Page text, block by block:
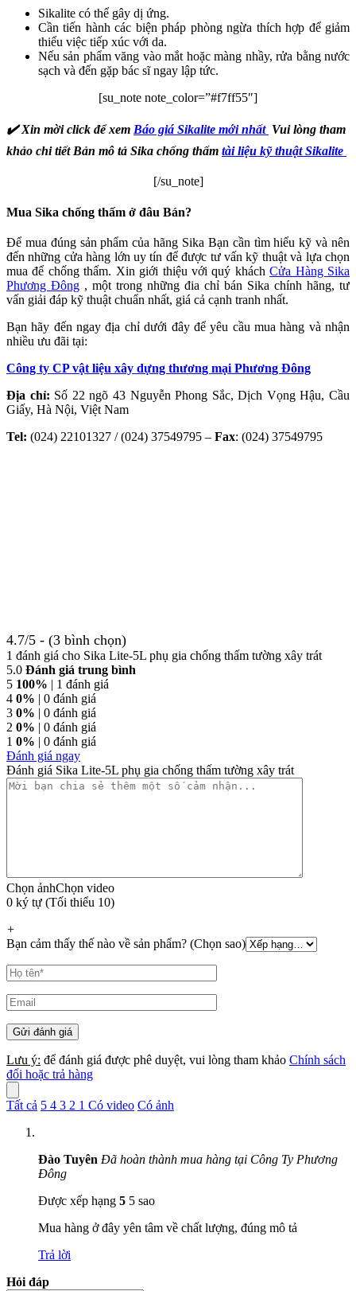
Sikalite có thể gây dị ứng.
Cần tiến hành các biện pháp phòng ngừa thích hợp để giảm
thiểu việc tiếp xúc với da.
Nếu sản phẩm văng vào mắt hoặc màng nhầy, rửa bằng nước
sạch và đến gặp bác sĩ ngay lập tức.
[su_note note_color=”#f7ff55″]
✔️ Xin mời click để xem Báo giá Sikalite mới nhất Vui lòng tham
khảo chi tiết Bản mô tả Sika chống thấm tài liệu kỹ thuậtSikalite
[/su_note]
Mua Sika chống thấm ở đâu Bán?
Để mua đúng sản phẩm của hãng Sika Bạn cần tìm hiểu kỹ và nên
đến những cửa hàng lớn uy tín để được tư vấn kỹ thuật và lựa chọn
mua để chống thấm. Xin giới thiệu với quý kháchCửa Hàng Sika
Phương Đông , một trong những đia chỉ bán Sika chính hãng, tư
vấn giải đáp kỹ thuật chuẩn nhất, giá cả cạnh tranh nhất.
Bạn hãy đến ngay địa chỉ dưới đây để yêu cầu mua hàng và nhận
nhiều ưu đãi tại:
Công ty CP vật liệu xây dựng thương mại Phương Đông
Địa chỉ: Số 22 ngõ 43 Nguyễn Phong Sắc, Dịch Vọng Hậu, Cầu
Giấy, Hà Nội, Việt Nam
Tel: (024) 22101327 / (024) 37549795 – Fax: (024) 37549795
4.7/5 - (3 bình chọn)
1 đánh giá cho Sika Lite-5L phụ gia chống thấm tường xây trát
5.0 Đánh giá trung bình
5 100% | 1 đánh giá
4 0% | 0 đánh giá
3 0% | 0 đánh giá
2 0% | 0 đánh giá
1 0% | 0 đánh giá
Đánh giá ngay
Đánh giá Sika Lite-5L phụ gia chống thấm tường xây trát
Chọn ảnhChọn video
0 ký tự (Tối thiểu 10)
+
Bạn cảm thấy thế nào về sản phẩm? (Chọn sao)
Lưu ý: để đánh giá được phê duyệt, vui lòng tham khảo Chính sách
đổi hoặc trả hàng
Tất cả 5 4 3 2 1 Có video Có ảnh
Đào Tuyên Đã hoàn thành mua hàng tại Công Ty Phương
Đông
Được xếp hạng 5 5 sao
Mua hàng ở đây yên tâm về chất lượng, đúng mô tả
Trả lời
Hỏi đáp